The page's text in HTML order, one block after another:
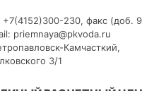
+7(4152)300-230, факс (доб.
priemnaya@pkvoda.ru
Камчасткий,
3/1